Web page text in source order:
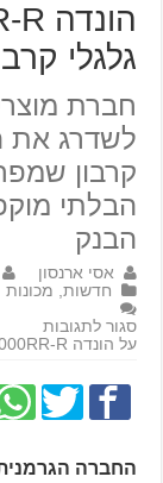
גלגלי
חברת
לשדרג את
הבלתי
הבנק
אסי ארנסון
חדשות, מכונות
סגור לתגובות
על הונדה CBR1000RR-R – כעת גם גלגלי קרבון
החברה